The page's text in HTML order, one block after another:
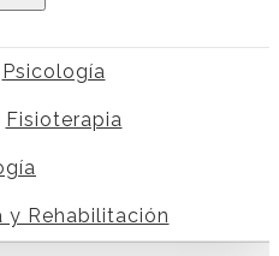
Psicología
Fisioterapia
y Rehabilitación